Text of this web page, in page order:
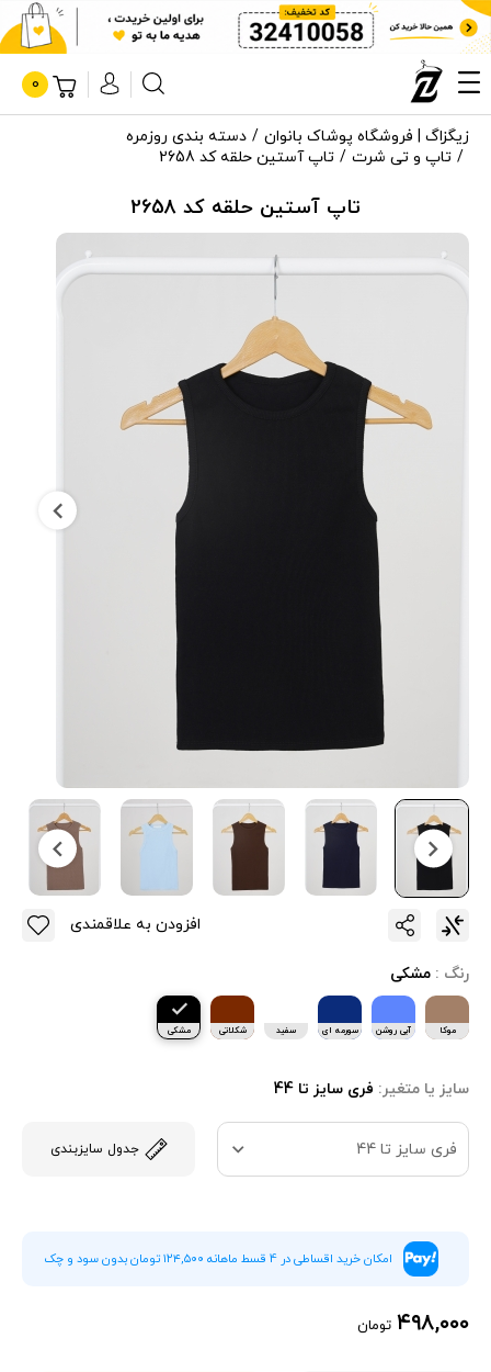
0
زیگزاگ | فروشگاه پوشاک بانوان
دسته بندی روزمره
تاپ و تی شرت
تاپ آستین حلقه کد 2658
رنگ : مشکی
موکا آبی روشن سورمه ای سفید شکلاتی مشکی
سایز یا متغیر: فری سایز تا 44
فری سایز تا 44 جدول سایزبندی
امکان خرید اقساطی در 4 قسط ماهانه ۱۲۴,۵۰۰ تومان بدون سود و چک
۴۹۸,۰۰۰ تومان
تاپ آستین حلقه کد 2658
افزودن به علاقمندی